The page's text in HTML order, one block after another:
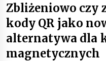
Zbliżeniowo czy
kody QR jako
alternatywa dla
magnetycznych